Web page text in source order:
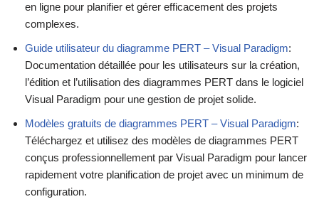
en ligne pour planifier et gérer efficacement des projets
complexes.
Guide utilisateur du diagramme PERT – Visual Paradigm:
Documentation détaillée pour les utilisateurs sur la création,
l’édition et l’utilisation des diagrammes PERT dans le logiciel
Visual Paradigm pour une gestion de projet solide.
Modèles gratuits de diagrammes PERT – Visual Paradigm:
Téléchargez et utilisez des modèles de diagrammes PERT
conçus professionnellement par Visual Paradigm pour lancer
rapidement votre planification de projet avec un minimum de
configuration.